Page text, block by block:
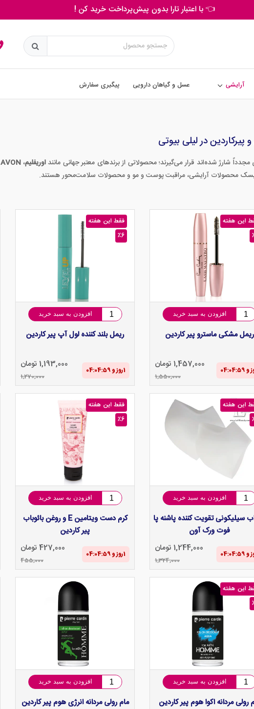
👈 با اعتبار تارا بدون پیش‌پرداخت خرید کن !
آرایشی عسل و گیاهان دارویی پیگیری سفارش
در لیلی بیوتی
شارژ شده‌اند قرار می‌گیرند؛ محصولاتی از برندهای معتبر جهانی ماننداوریفلیم،AVON
محصولات آرایشی، مراقبت پوست و مو و محصولات سلامت‌محور هستند.
این هفته
افزودن به سبد خرید
ریمل مشکی ماسترو پیر کاردین
1,457,000 تومان
1,550,000
٪6
فقط این هفته
افزودن به سبد خرید
ریمل بلند کننده لول آپ پیر کاردین
1‌روز و 04:04‌:‌58 1,193,000 تومان
1,270,000
این هفته
افزودن به سبد خرید
سیلیکونی تقویت کننده پاشنه پا
فوت ورک آون
1,244,000 تومان
1,324,000
٪6
فقط این هفته
افزودن به سبد خرید
کرم دست ویتامین E و روغن بائوباب
پیر کاردین
1‌روز و 04:04‌:‌58 427,000 تومان
455,000
این هفته
افزودن به سبد خرید
رولی مردانه اکوا هوم پیر کاردین
افزودن به سبد خرید
مام رولی مردانه انرژی هوم پیر کاردین